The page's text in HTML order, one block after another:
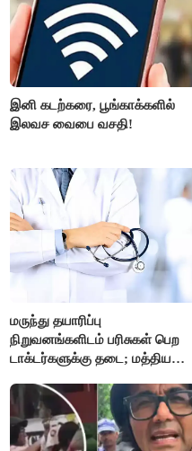
இனி கடற்கரை, பூங்காக்களில்
இலவச வைபை வசதி!
மருந்து தயாரிப்பு
நிறுவனங்களிடம் பரிசுகள் பெற
டாக்டர்களுக்கு தடை; மத்திய